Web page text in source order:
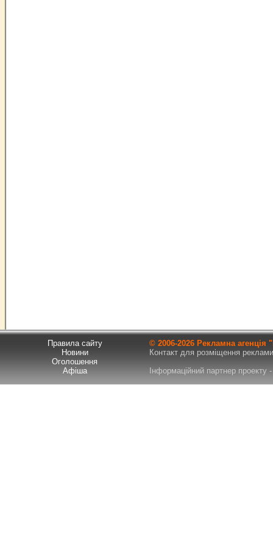
Правила сайту
Новини
Оголошення
Афіша
© 2006-2026 Рекламна
Контакт для розміщення
Інформаційний партнер проекту